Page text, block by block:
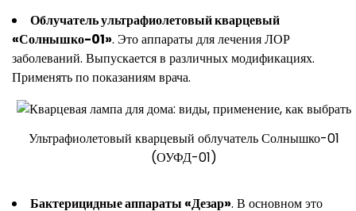
Облучатель ультрафиолетовый кварцевый
«Солнышко-01». Это аппараты для лечения ЛОР
заболеваний. Выпускается в различных модификациях.
Применять по показаниям врача.
Ультрафиолетовый кварцевый облучатель Солнышко-01
(ОУФД-01)
Бактерицидные аппараты «Дезар». В основном это